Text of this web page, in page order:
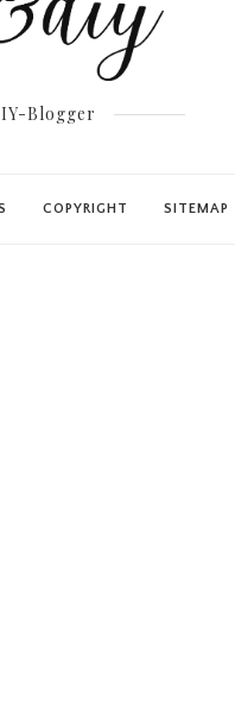
Blogger
COPYRIGHT SITEMAP